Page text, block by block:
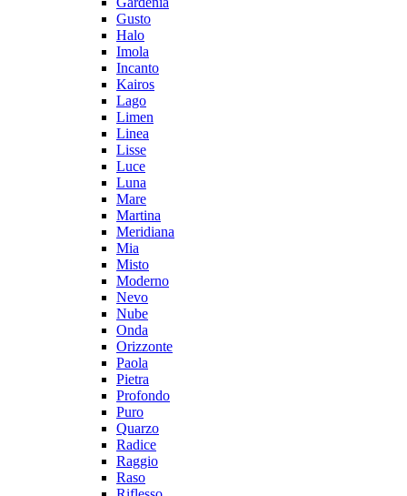
Gusto
Halo
Imola
Incanto
Kairos
Lago
Limen
Linea
Lisse
Luce
Luna
Mare
Martina
Meridiana
Mia
Misto
Moderno
Nevo
Nube
Onda
Orizzonte
Paola
Pietra
Profondo
Puro
Quarzo
Radice
Raggio
Raso